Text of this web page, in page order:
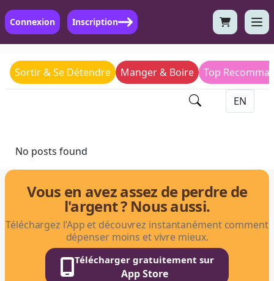
Connexion Inscription
Sortir & Se Détendre Manger & Boire Top
No posts found
Vous en avez assez de perdre de
l'argent ? Nous aussi.
Téléchargez l’App et découvrez instantanément comment
dépenser moins et vivre mieux.
Télécharger gratuitement sur
App Store